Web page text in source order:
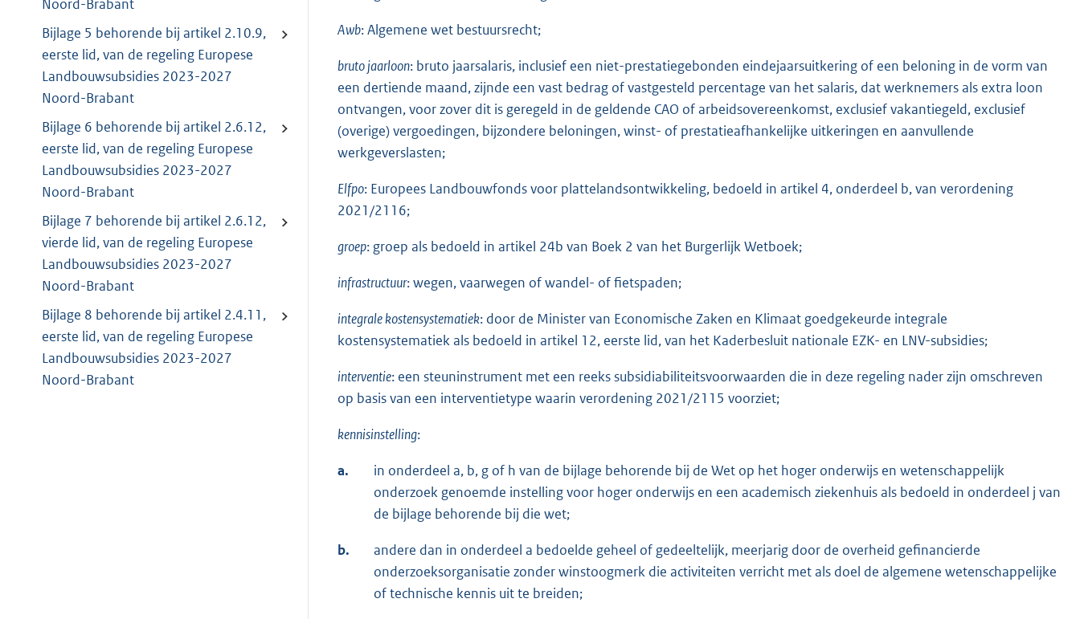
Noord-Brabant
Bijlage 5 behorende bij artikel 2.10.9,
eerste lid, van de regeling Europese
Landbouwsubsidies 2023-2027
Noord-Brabant
Bijlage 6 behorende bij artikel 2.6.12,
eerste lid, van de regeling Europese
Landbouwsubsidies 2023-2027
Noord-Brabant
Bijlage 7 behorende bij artikel 2.6.12,
vierde lid, van de regeling Europese
Landbouwsubsidies 2023-2027
Noord-Brabant
Bijlage 8 behorende bij artikel 2.4.11,
eerste lid, van de regeling Europese
Landbouwsubsidies 2023-2027
Noord-Brabant
Awb: Algemene wet bestuursrecht;
bruto jaarloon: bruto jaarsalaris, inclusief een niet-prestatiegebonden eindejaarsuitkering of een beloning in de vorm van
een dertiende maand, zijnde een vast bedrag of vastgesteld percentage van het salaris, dat werknemers als extra loon
ontvangen, voor zover dit is geregeld in de geldende CAO of arbeidsovereenkomst, exclusief vakantiegeld, exclusief
(overige) vergoedingen, bijzondere beloningen, winst- of prestatieafhankelijke uitkeringen en aanvullende
werkgeverslasten;
Elfpo: Europees Landbouwfonds voor plattelandsontwikkeling, bedoeld in artikel 4, onderdeel b, van verordening
2021/2116;
groep: groep als bedoeld in artikel 24b van Boek 2 van het Burgerlijk Wetboek;
infrastructuur: wegen, vaarwegen of wandel- of fietspaden;
integrale kostensystematiek: door de Minister van Economische Zaken en Klimaat goedgekeurde integrale
kostensystematiek als bedoeld in artikel 12, eerste lid, van het Kaderbesluit nationale EZK- en LNV-subsidies;
interventie: een steuninstrument met een reeks subsidiabiliteitsvoorwaarden die in deze regeling nader zijn omschreven
op basis van een interventietype waarin verordening 2021/2115 voorziet;
kennisinstelling:
a.
in onderdeel a, b, g of h van de bijlage behorende bij de Wet op het hoger onderwijs en wetenschappelijk
onderzoek genoemde instelling voor hoger onderwijs en een academisch ziekenhuis als bedoeld in onderdeel j van
de bijlage behorende bij die wet;
b.
andere dan in onderdeel a bedoelde geheel of gedeeltelijk, meerjarig door de overheid gefinancierde
onderzoeksorganisatie zonder winstoogmerk die activiteiten verricht met als doel de algemene wetenschappelijke
of technische kennis uit te breiden;